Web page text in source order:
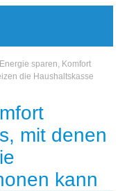
Energie sparen, Komfort
die Haushaltskasse
mit denen
kann